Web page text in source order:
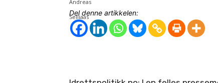
Del denne artikkelen: